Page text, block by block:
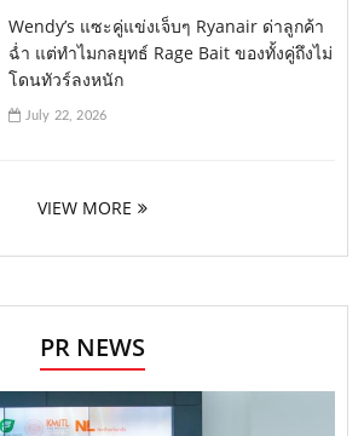
Wendy’s แซะคู่แข่งเจ็บๆ Ryanair ด่าลูกค้า
ฉ่ำ แต่ทำไมกลยุทธ์ Rage Bait ของทั้งคู่ถึงไม่
โดนทัวร์ลงหนัก
July 22, 2026
VIEW MORE
PR NEWS